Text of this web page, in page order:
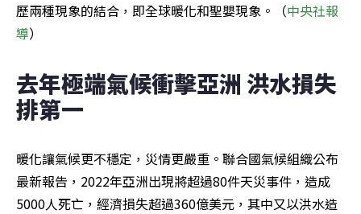
歷兩種現象的結合，即全球暖化和聖嬰現象。（中央社報
導）
去年極端氣候衝擊亞洲 洪水損失
排第一
暖化讓氣候更不穩定，災情更嚴重。聯合國氣候組織公布
最新報告，2022年亞洲出現將超過80件天災事件，造成
5000人死亡，經濟損失超過360億美元，其中又以洪水造